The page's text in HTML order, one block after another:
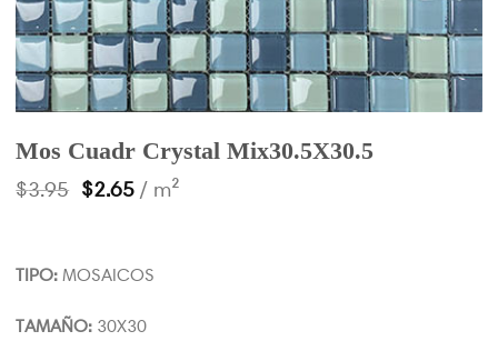
Mos Cuadr Crystal Mix30.5X30.5
$3.95 El
$3.95.
$2.65El
$2.65.
/ m²
TIPO: MOSAICOS
TAMAÑO: 30X30